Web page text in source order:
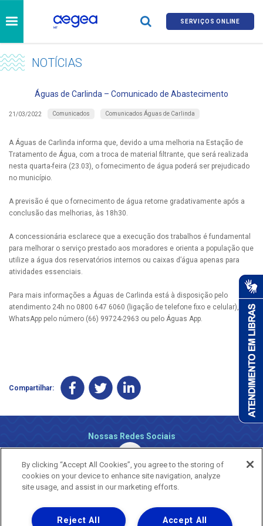
SERVIÇOS ONLINE
NOTÍCIAS
Águas de Carlinda – Comunicado de Abastecimento
21/03/2022 Comunicados Comunicados Águas de Carlinda
A Águas de Carlinda informa que, devido a uma melhoria na Estação de
Tratamento de Água, com a troca de material filtrante, que será realizada
nesta quarta-feira (23.03), o fornecimento de água poderá ser prejudicado
no município.
A previsão é que o fornecimento de água retorne gradativamente após a
conclusão das melhorias, às 18h30.
A concessionária esclarece que a execução dos trabalhos é fundamental
para melhorar o serviço prestado aos moradores e orienta a população que
utilize a água dos reservatórios internos ou caixas d’água apenas para
atividades essenciais.
Para mais informações a Águas de Carlinda está à disposição pelo
atendimento 24h no 0800 647 6060 (ligação de telefone fixo e celular), via
WhatsApp pelo número (66) 99724-2963 ou pelo Águas App.
Compartilhar:
Nossas Redes Sociais
By clicking “Accept All Cookies”, you agree to the storing of
cookies on your device to enhance site navigation, analyze
site usage, and assist in our marketing efforts.
Accept All
Reject All